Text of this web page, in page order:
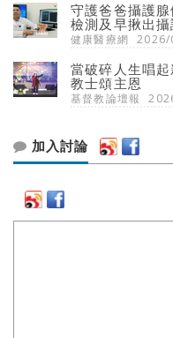
守護爸爸攝護
檢測及早揪出
健康醫療網 2026/
當破碎人生唱
教士頌主恩
基督教論壇報
加入討論